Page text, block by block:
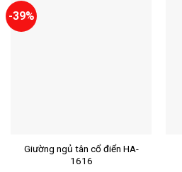
-39%
Giường ngủ tân cổ điển HA-
1616